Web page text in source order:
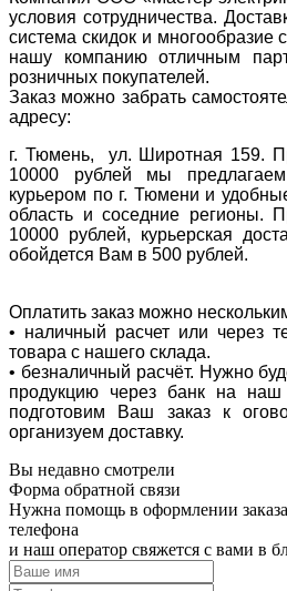
условия сотрудничества.
система скидок и многообразие
нашу компанию отличным
розничных покупателей.
Заказ можно забрать
адресу:
г. Тюмень, ул. Широтная 159.
10000 рублей мы предлагаем
курьером по г. Тюмени и
область и соседние регионы.
10000 рублей, курьерская
обойдется Вам в 500 рублей.
Оплатить заказ можно
• наличный расчет или через
товара с нашего склада.
• безналичный расчёт. Нужно
продукцию через банк на
подготовим Ваш заказ к
организуем доставку.
Вы недавно смотрели
Форма обратной связи
Нужна помощь в оформлении
телефона
и наш оператор свяжется с вами в